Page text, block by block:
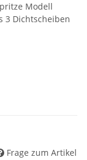
Modell
3 Dichtscheiben
Frage zum Artikel